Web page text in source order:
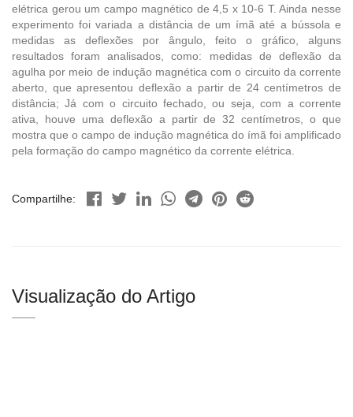
elétrica gerou um campo magnético de 4,5 x 10-6 T. Ainda nesse
experimento foi variada a distância de um ímã até a bússola e
medidas as deflexões por ângulo, feito o gráfico, alguns
resultados foram analisados, como: medidas de deflexão da
agulha por meio de indução magnética com o circuito da corrente
aberto, que apresentou deflexão a partir de 24 centímetros de
distância; Já com o circuito fechado, ou seja, com a corrente
ativa, houve uma deflexão a partir de 32 centímetros, o que
mostra que o campo de indução magnética do ímã foi amplificado
pela formação do campo magnético da corrente elétrica.
Compartilhe:
Visualização do Artigo